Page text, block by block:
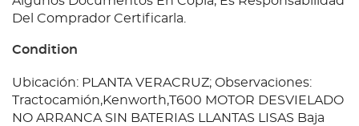
Del Comprador Certificarla.
Condition
Ubicación: PLANTA VERACRUZ; Observaciones:
Tractocamión,Kenworth,T600 MOTOR DESVIELADO
NO ARRANCA SIN BATERIAS LLANTAS LISAS Baja